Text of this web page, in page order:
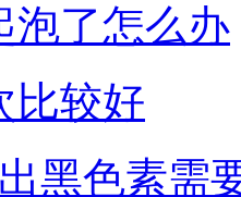
泡了怎么办
比较好
黑色素需